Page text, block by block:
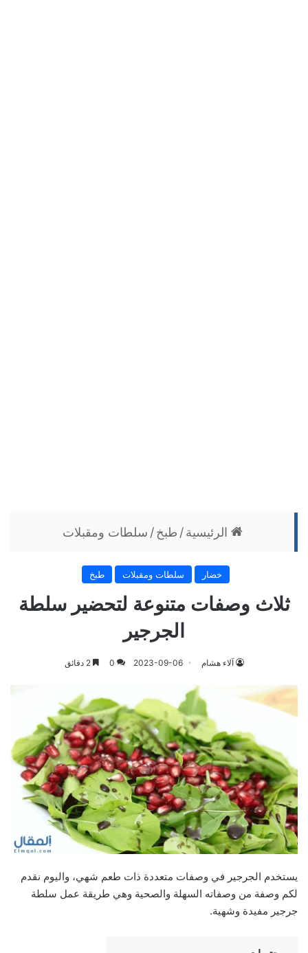
الرئيسية / طبخ / سلطات ومقبلات
خضار سلطات ومقبلات طبخ
ثلاث وصفات متنوعة لتحضير سلطة
الجرجير
آلاء هشام 2023-09-06
0 2 دقائق
يستخدم الجرجير في وصفات متعددة ذات طعم شهي، واليوم نقدم
لكم وصفة من وصفاته السهلة والصحية وهي طريقة عمل سلطة
جرجير مفيدة وشهية.